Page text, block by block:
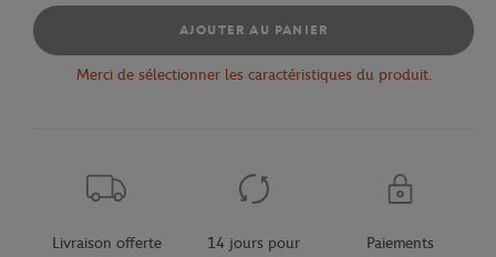
AJOUTER AU PANIER
Merci de sélectionner les caractéristiques du produit.
Livraison offerte
14 jours pour
Paiements